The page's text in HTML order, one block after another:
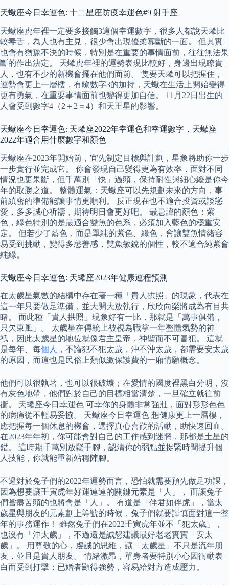
天蠍座今日幸運色: 十二星座防疫幸運色#9 射手座
天蠍座虎年裡一定要多接觸3這個幸運數字，很多人都說天蠍比
較毒舌，為人也有主見，很少會出現優柔寡斷的一面。 但其實
也會有猶豫不決的時候，特別是在重要的事情面前，往往無法果
斷的作出決定。 天蠍虎年裡的運勢表現比較好，身邊出現瞭貴
人，也有不少的新機會擺在他們面前。 隻要天蠍可以把握住，
運勢會更上一層樓，有瞭數字3的加持，天蠍在生活上開始變得
更有勇氣，在重要事情面前也變得更加自信。 11月22日出生的
人會受到數字4（2＋2＝4）和天王星的影響。
天蠍座今日幸運色: 天蠍座2022年幸運色和幸運數字，天蠍座
2022年適合用什麼數字和顏色
天蠍座在2023年開始前，宜先制定目標與計劃，星象將助你一步
一步實行並完成它。 你會發現自己變得更為有效率，面對不同
情況也更果斷，但千萬別「快」過頭，保持耐性與細心纔是你今
年的取勝之道。 整體運氣：天蠍座可以先規劃未來的方向，事
前縝密的準備能讓事情更順利。 反正現在也不適合投資或談戀
愛，多多誠心祈禱，期待明日會更好吧。 最忌諱的顏色：紫
色，綠色特別的是最適合雙魚的色系，必須加入藍色的穩重安
定。 但若少了藍色，而是單純的紫色、綠色，會讓雙魚情緒容
易受到挑動，變得多愁善感，雙魚敏銳的個性，較不適合純紫會
純綠。
天蠍座今日幸運色: 天蠍座2023年健康運程預測
在太歲星氣數的結構中存在著一種「貴人拱照」的現象，代表在
這一年只要做足準備，並大開大放執行，欣欣向榮將成為有目共
睹。 而此種「貴人拱照」現象好有一比，那就是「萬事俱備，
只欠東風」。 太歲星在傳統上被視為職掌一年整體氣勢的神
祇，因此太歲星的地位就像君主皇帝，神聖而不可冒犯。 這就
是每年、每個人
，不論犯不犯太歲，沖不沖太歲，都需要安太歲
的原因，而這也是民俗上類似繳保護費的一廂情願概念。
他們可以很執著，也可以很破壞；在愛情的國度裡黑白分明，沒
有灰色地帶，他們對於自己的目標相當清楚，一旦確立就往前
衝。 天蠍座今日幸運色 可幸你的身體非常強壯，面對形形色色
的病痛從不輕易妥協。 天蠍座今日幸運色 想健康更上一層樓，
應把握每一個休息的機會，選擇真心喜歡的活動，助快速回血。
在2023年年初，你可能會對自己的工作感到迷惘，那都是土星的
錯。 這時期千萬別放鬆手腳，認清你的弱點並捉緊時間提升個
人技能，你就能重新站穩陣腳。
不過對於兔子們的2022年運勢而言，恐怕就需要預先做足功課，
因為想要讓壬寅虎年好運連連的關鍵元素是「人」， 而讓兔子
們嘗盡苦頭的也將會是「人」。 有道是「伴君如伴虎」，當太
歲星與朋友的元素劃上等號的時候，兔子們就要謹慎面對這一整
年的事務運作！ 雖然兔子們在2022壬寅虎年並不「犯太歲」，
也沒有「沖太歲」，不過還是誠懇建議最好老老實實「安太
歲」。 用尊敬的心，虔誠的思維，讓「太歲星」不只是流年朋
友，並且是貴人朋友。 情緒激昂，單身者要特別小心因衝動表
白而受到打擊；已婚者顯得強勢，容易給對方造成壓力。